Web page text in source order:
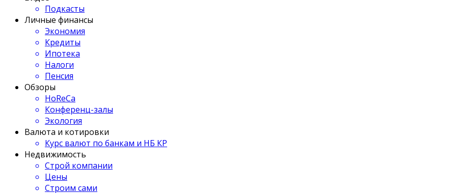
Подкасты
Личные финансы
Экономия
Кредиты
Ипотека
Налоги
Пенсия
Обзоры
HoReCa
Конференц-залы
Экология
Валюта и котировки
Курс валют по банкам и НБ КР
Недвижимость
Строй компании
Цены
Строим сами